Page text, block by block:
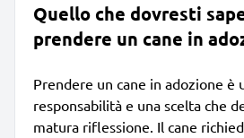
Quello che dovresti
prendere un cane in
Prendere un cane in adozione è
responsabilità e una scelta che
matura riflessione. Il cane